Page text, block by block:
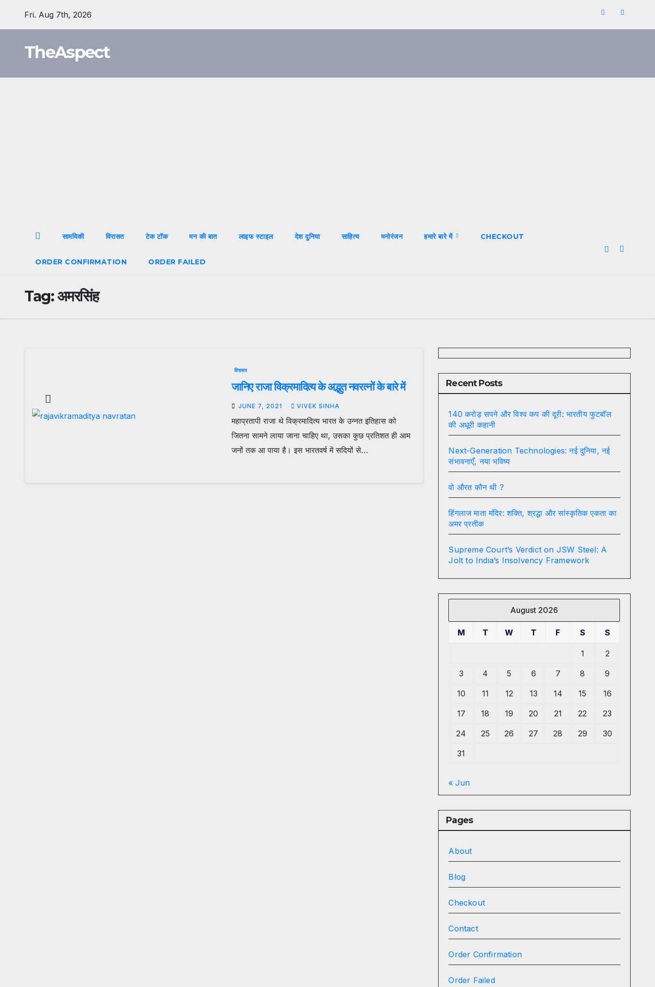
Fri. Aug 7th, 2026
TheAspect
सामयिकी विरासत टेक टॉक मन की बात लाइफ स्टाइल देश दुनिया साहित्य मनोरंजन हमारे बारे में CHECKOUT
ORDER CONFIRMATION ORDER FAILED
Tag:अमरसिंह
विरासत
जानिए राजा विक्रमादित्य के अद्भुत नवरत्नों के बारे में
JUNE 7, 2021 VIVEK SINHA
महाप्रतापी राजा थे विक्रमादित्य भारत के उन्नत इतिहास को
जितना सामने लाया जाना चाहिए था, उसका कुछ प्रतिशत ही आम
जनों तक आ पाया है। इस भारतवर्ष में सदियों से…
Recent Posts
140 करोड़ सपने और विश्व कप की दूरी: भारतीय फुटबॉल
की अधूरी कहानी
Next-Generation Technologies: नई दुनिया, नई
संभावनाएँ, नया भविष्य
वो औरत कौन थी ?
हिंगलाज माता मंदिर: शक्ति, श्रद्धा और सांस्कृतिक एकता का
अमर प्रतीक
Supreme Court’s Verdict on JSW Steel: A
Jolt to India’s Insolvency Framework
August 2026
M T W T F S S
1 2
3 4 5 6 7 8 9
10 11 12 13 14 15 16
17 18 19 20 21 22 23
24 25 26 27 28 29 30
31
« Jun
Pages
About
Blog
Checkout
Contact
Order Confirmation
Order Failed